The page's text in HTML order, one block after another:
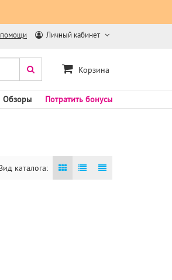
Личный кабинет
Корзина
Обзоры Потратить бонусы
каталога: